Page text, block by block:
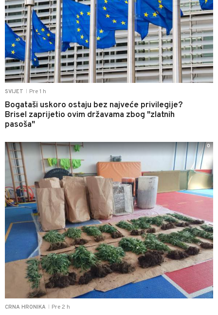
SVIJET Pre 1 h
Bogataši uskoro ostaju bez najveće privilegije?
Brisel zaprijetio ovim državama zbog "zlatnih
pasoša"
CRNA HRONIKA Pre 2 h
0